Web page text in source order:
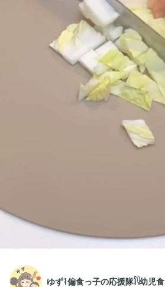
ゆず⌇偏食っ子の応援隊𓌉𓇋幼児食